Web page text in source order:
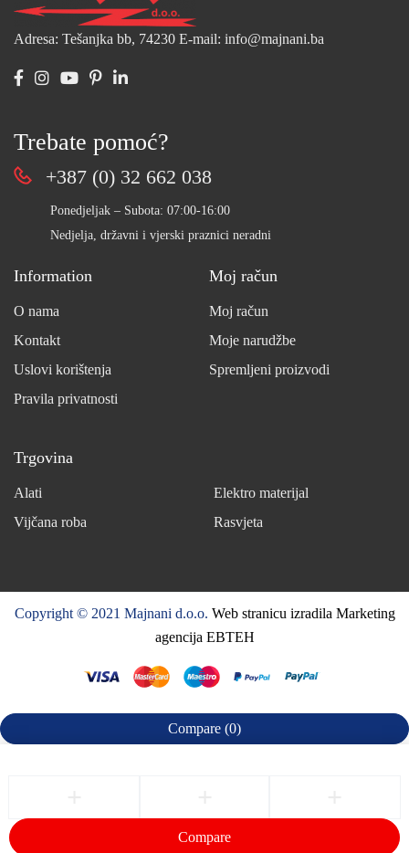
Adresa: Tešanjka bb, 74230 E-mail: info@majnani.ba
Trebate pomoć?
+387 (0) 32 662 038
Ponedjeljak – Subota: 07:00-16:00
Nedjelja, državni i vjerski praznici neradni
Information
O nama
Kontakt
Uslovi korištenja
Pravila privatnosti
Moj račun
Moj račun
Moje narudžbe
Spremljeni proizvodi
Trgovina
Alati
Elektro materijal
Vijčana roba
Rasvjeta
Copyright © 2021 Majnani d.o.o. Web stranicu izradila Marketing
agencija EBTEH
Compare (0)
Compare